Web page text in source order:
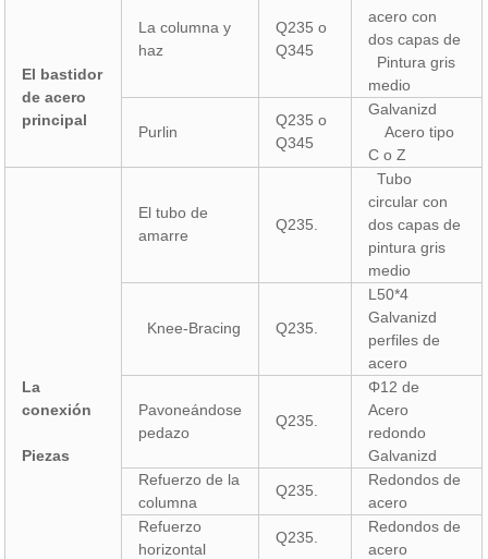
El bastidor
de acero
principal
La columna y
haz
Q235 o
Q345
acero con
dos capas de
Pintura gris
medio
Purlin
Q235 o
Q345
Galvanizd
Acero tipo
C o Z
La
conexión
Piezas
El tubo de
amarre
Q235.
Tubo
circular con
dos capas de
pintura gris
medio
Knee-Bracing Q235.
L50*4
Galvanizd
perfiles de
acero
Pavoneándose
pedazo
Q235.
Φ12 de
Acero
redondo
Galvanizd
Refuerzo de la
columna
Q235.
Redondos de
acero
Refuerzo
horizontal
Q235.
Redondos de
acero